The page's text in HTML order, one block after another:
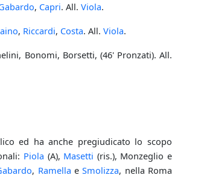
, Capri. All. Viola.
, Riccardi, Costa. All. Viola.
Bonomi, Borsetti, (46' Pronzati). All.
ed ha anche pregiudicato lo scopo
Piola (A), Masetti (ris.), Monzeglio e
, Ramella eSmolizza, nella Roma